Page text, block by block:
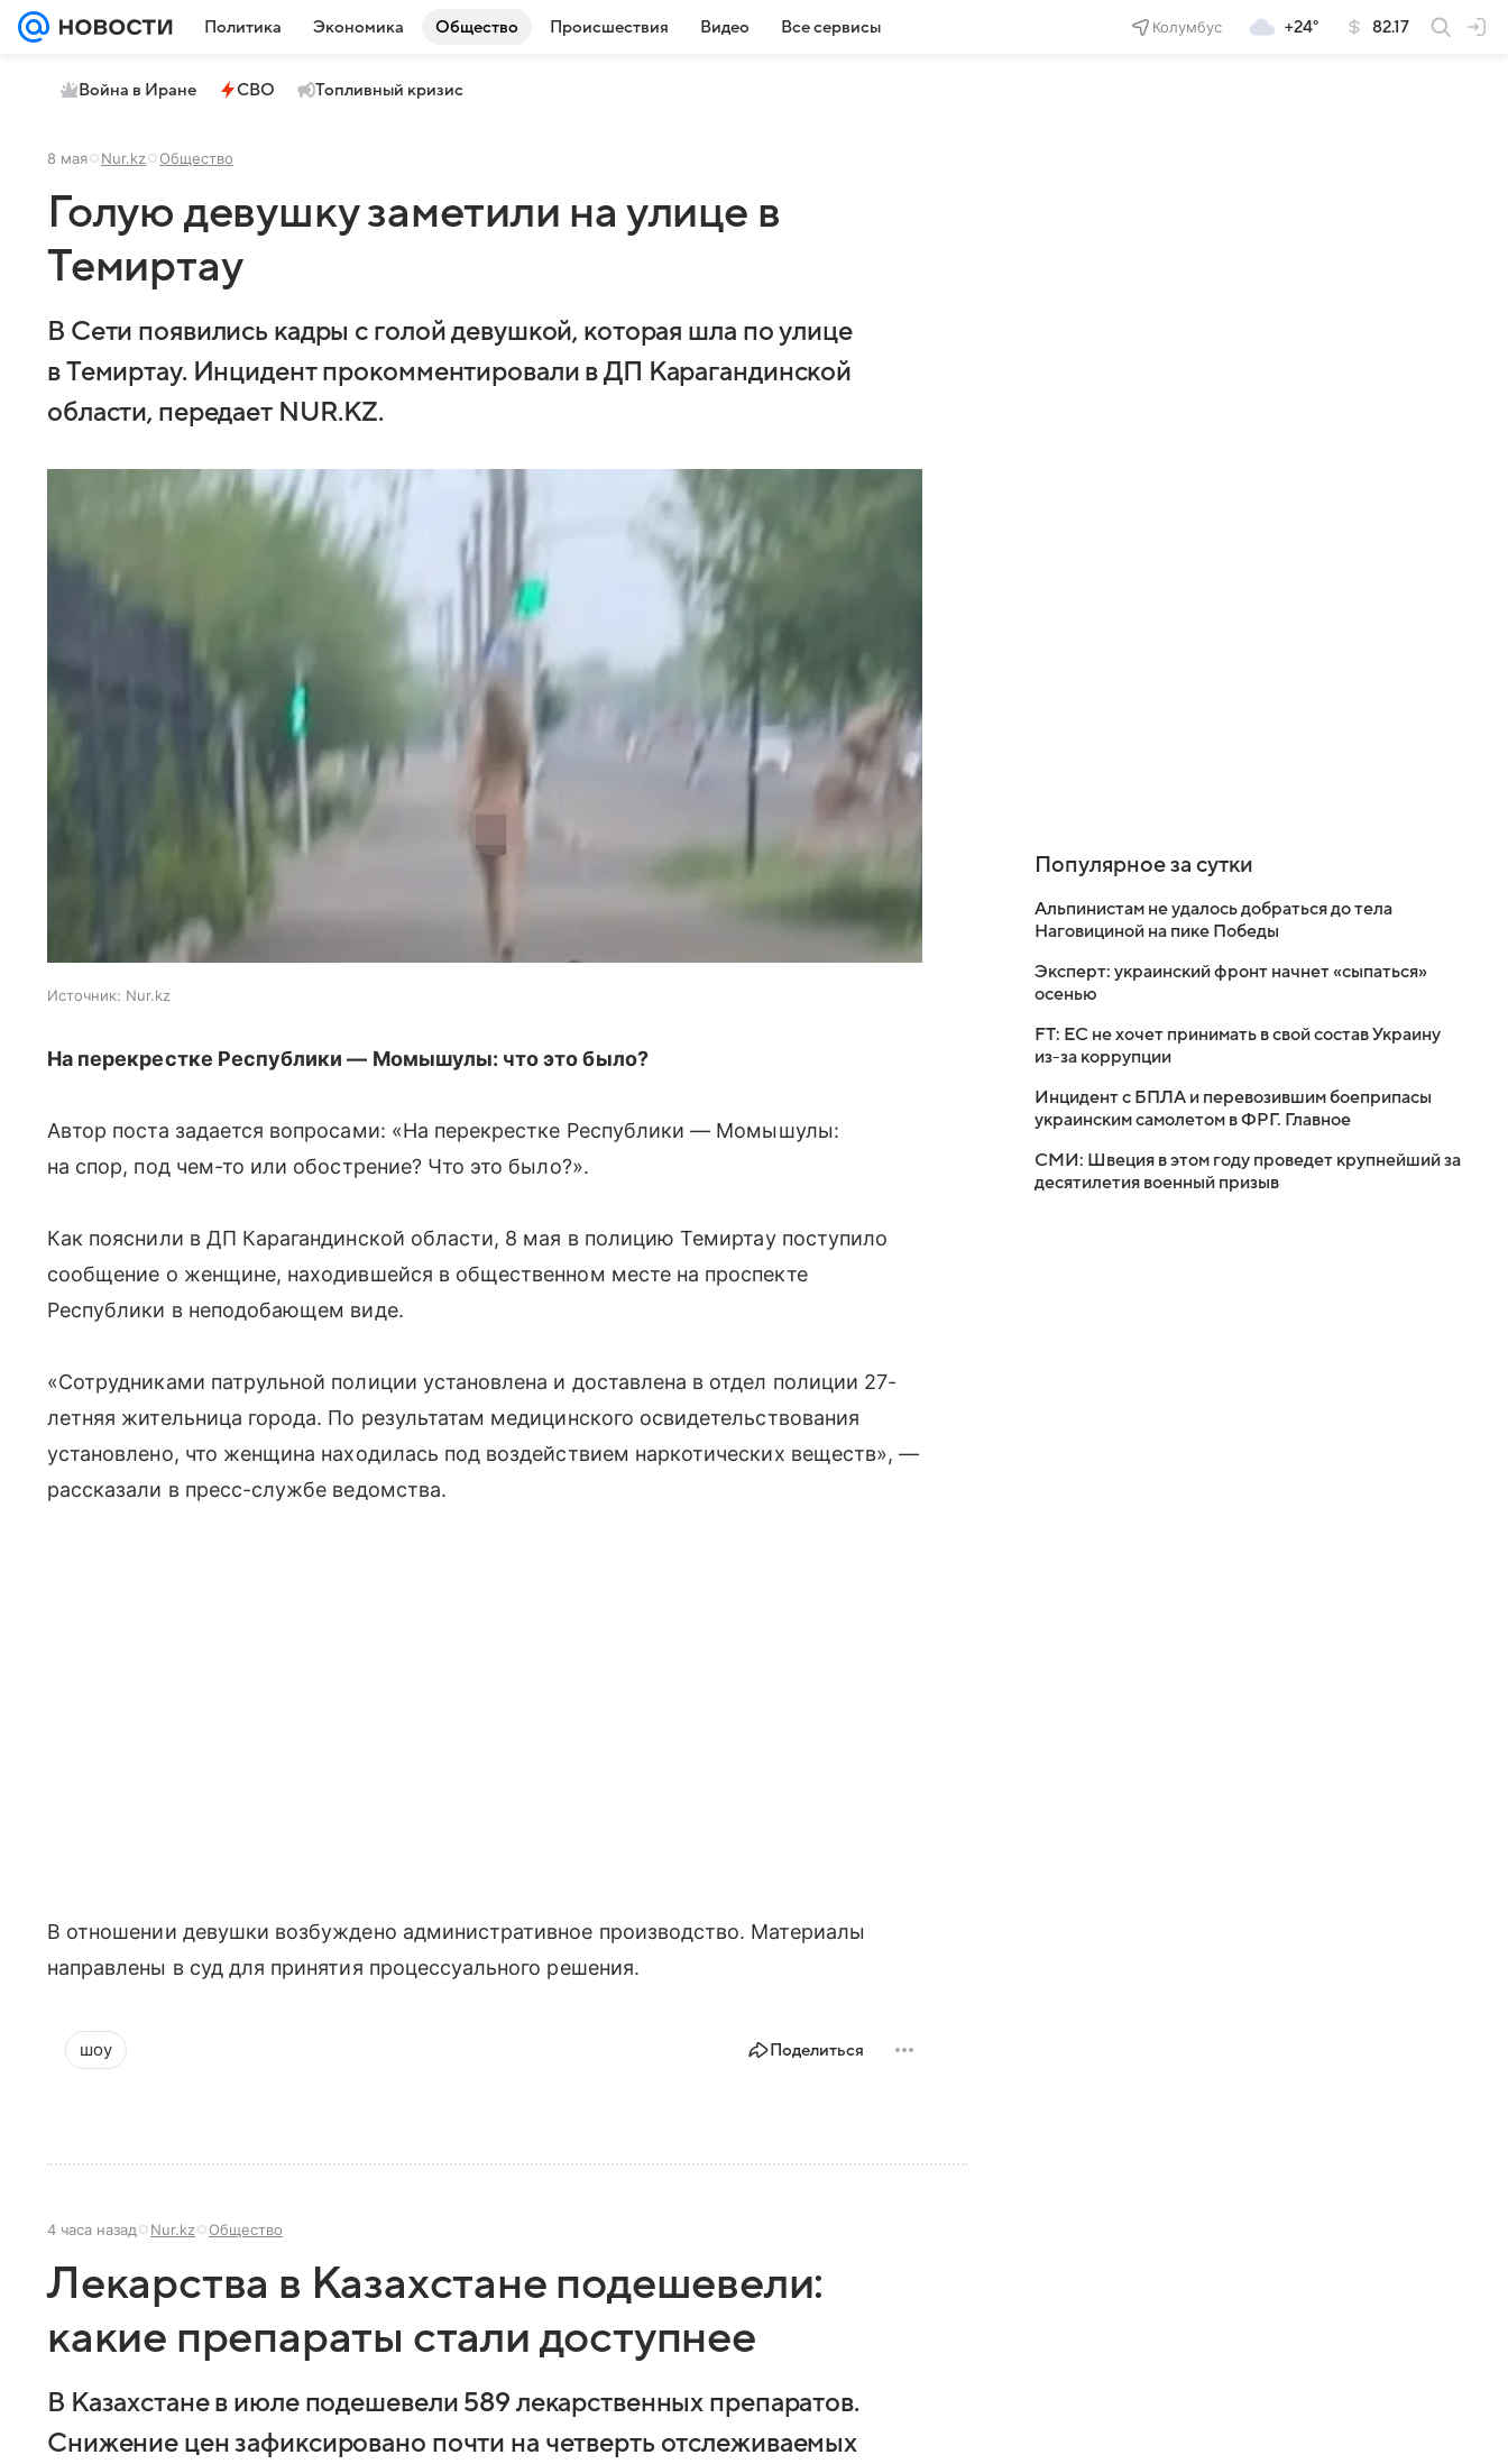
Политика Экономика Общество Происшествия Видео Все сервисы Колумбус +24° 82.17
Война в Иране СВО Топливный кризис
8 мая Nur.kz Общество
Голую девушку заметили на улице в
Темиртау
В Сети появились кадры с голой девушкой, которая шла по улице
в Темиртау. Инцидент прокомментировали в ДП Карагандинской
области, передает NUR.KZ.
Источник: Nur.kz
На перекрестке Республики — Момышулы: что это было?
Автор поста задается вопросами: «На перекрестке Республики — Момышулы:
на спор, под чем-то или обострение? Что это было?».
Как пояснили в ДП Карагандинской области, 8 мая в полицию Темиртау поступило
сообщение о женщине, находившейся в общественном месте на проспекте
Республики в неподобающем виде.
«Сотрудниками патрульной полиции установлена и доставлена в отдел полиции 27-
летняя жительница города. По результатам медицинского освидетельствования
установлено, что женщина находилась под воздействием наркотических веществ», —
рассказали в пресс-службе ведомства.
В отношении девушки возбуждено административное производство. Материалы
направлены в суд для принятия процессуального решения.
шоу Поделиться
4 часа назад Nur.kz Общество
Лекарства в Казахстане подешевели:
какие препараты стали доступнее
В Казахстане в июле подешевели 589 лекарственных препаратов.
Снижение цен зафиксировано почти на четверть отслеживаемых
Популярное за сутки
Альпинистам не удалось добраться до тела
Наговициной на пике Победы
Эксперт: украинский фронт начнет «сыпаться»
осенью
FT: ЕС не хочет принимать в свой состав Украину
из-за коррупции
Инцидент с БПЛА и перевозившим боеприпасы
украинским самолетом в ФРГ. Главное
СМИ: Швеция в этом году проведет крупнейший за
десятилетия военный призыв